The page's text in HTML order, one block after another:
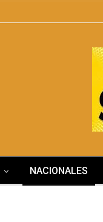
NACIONALES